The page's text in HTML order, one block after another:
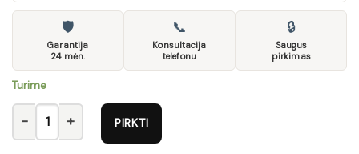
🛡
Garantija
24 mėn.
📞
Konsultacija
telefonu
🔒
Saugus
pirkimas
Turime
produkto kiekis: Lentyna 155 QA-05
PIRKTI